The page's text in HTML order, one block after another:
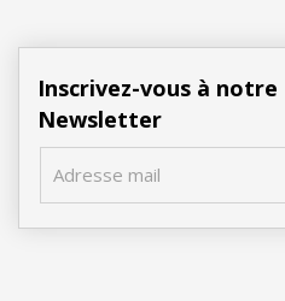
Inscrivez-vous à notre
Newsletter